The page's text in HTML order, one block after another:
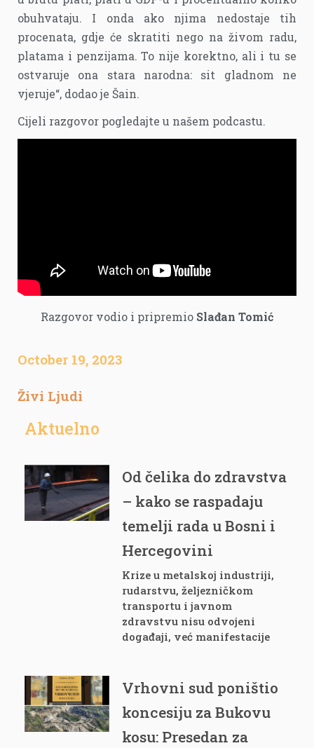
obuhvataju. I onda ako njima nedostaje tih
procenata, gdje će skratiti nego na živom radu,
platama i penzijama. To nije korektno, ali i tu se
ostvaruje ona stara narodna: sit gladnom ne
vjeruje“, dodao je Šain.
Cijeli razgovor pogledajte u našem podcastu.
Razgovor vodio i pripremio Slađan Tomić
October 19, 2023
Živi Ljudi
Aktuelno
Od čelika do zdravstva
– kako se raspadaju
temelji rada u Bosni i
Hercegovini
Krize u metalskoj industriji,
rudarstvu, željezničkom
transportu i javnom
zdravstvu nisu odvojeni
događaji, već manifestacije
Vrhovni sud poništio
koncesiju za Bukovu
kosu: Presedan za